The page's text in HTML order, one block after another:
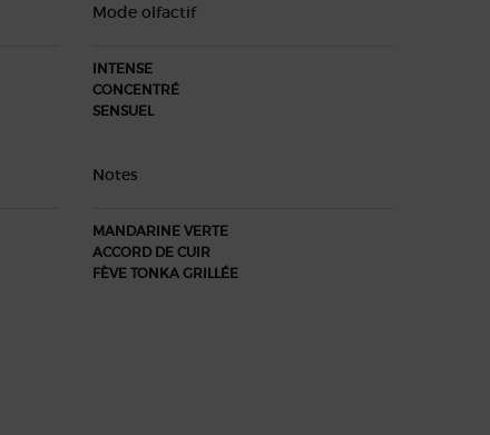
Mode olfactif
INTENSE
CONCENTRÉ
SENSUEL
Notes
MANDARINE VERTE
ACCORD DE CUIR
FÈVE TONKA GRILLÉE